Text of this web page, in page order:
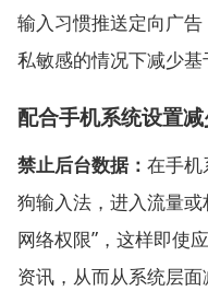
输入习惯推送定向广
私敏感的情况下减少基
配合手机系统设置
禁止后台数据： 在手
狗输入法，进入流量
网络权限”，这样即使
资讯，从而从系统层